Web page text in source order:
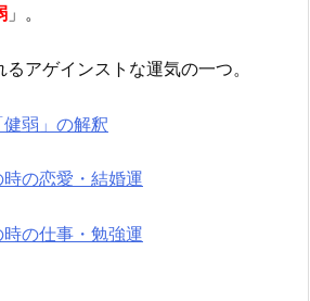
」。
アゲインストな運気の一つ。
弱」の解釈
の恋愛・結婚運
の仕事・勉強運